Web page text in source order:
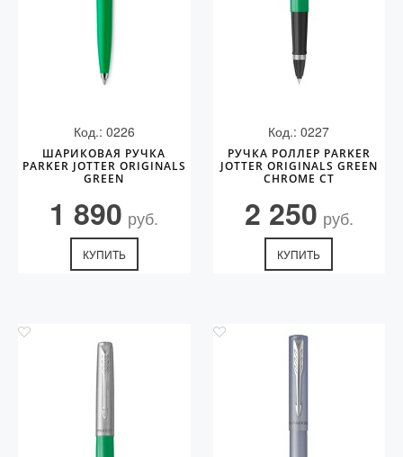
Код.: 0226
ШАРИКОВАЯ РУЧКА
PARKER JOTTER ORIGINALS
GREEN
1 890 руб.
КУПИТЬ
Код.: 0227
РУЧКА РОЛЛЕР PARKER
JOTTER ORIGINALS GREEN
CHROME CT
2 250 руб.
КУПИТЬ